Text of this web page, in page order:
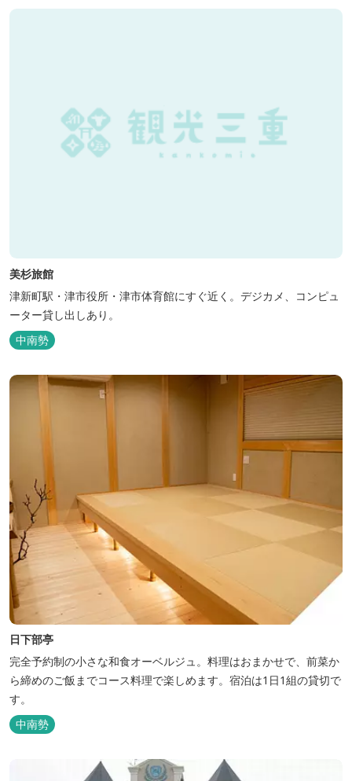
美杉旅館
津新町駅・津市役所・津市体育館にすぐ近く。デジカメ、コンピュ
ーター貸し出しあり。
中南勢
日下部亭
完全予約制の小さな和食オーベルジュ。料理はおまかせで、前菜か
ら締めのご飯までコース料理で楽しめます。宿泊は1日1組の貸切で
す。
中南勢